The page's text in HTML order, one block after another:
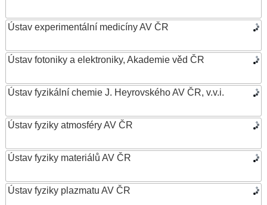
Ústav experimentální medicíny AV ČR
Ústav fotoniky a elektroniky, Akademie věd ČR
Ústav fyzikální chemie J. Heyrovského AV ČR, v.v.i.
Ústav fyziky atmosféry AV ČR
Ústav fyziky materiálů AV ČR
Ústav fyziky plazmatu AV ČR